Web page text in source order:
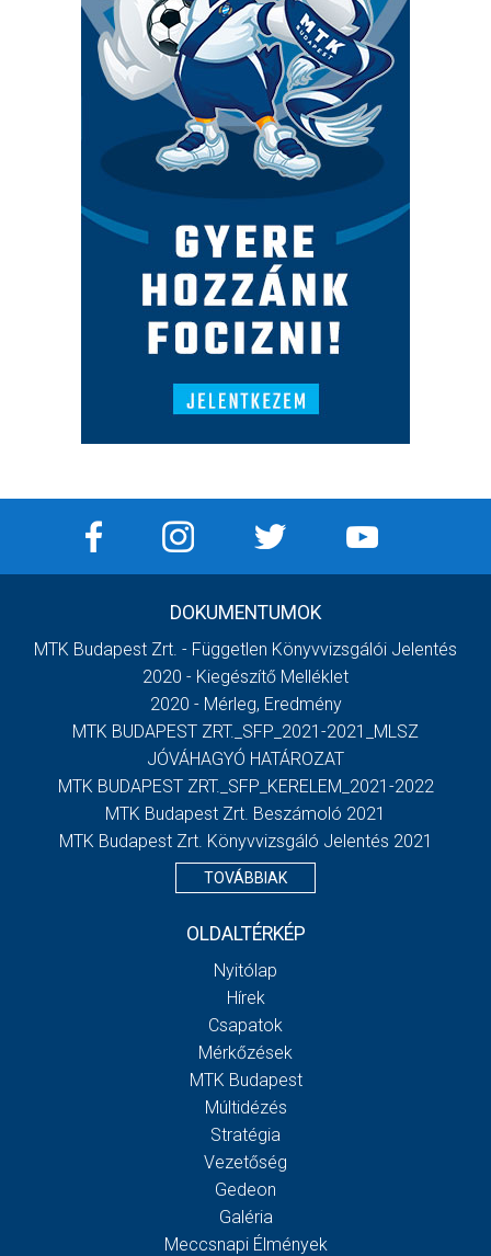
DOKUMENTUMOK
MTK Budapest Zrt. - Független Könyvvizsgálói Jelentés
2020 - Kiegészítő Melléklet
2020 - Mérleg, Eredmény
MTK BUDAPEST ZRT._SFP_2021-2021_MLSZ
JÓVÁHAGYÓ HATÁROZAT
MTK BUDAPEST ZRT._SFP_KERELEM_2021-2022
MTK Budapest Zrt. Beszámoló 2021
MTK Budapest Zrt. Könyvvizsgáló Jelentés 2021
TOVÁBBIAK
OLDALTÉRKÉP
Nyitólap
Hírek
Csapatok
Mérkőzések
MTK Budapest
Múltidézés
Stratégia
Vezetőség
Gedeon
Galéria
Meccsnapi Élmények